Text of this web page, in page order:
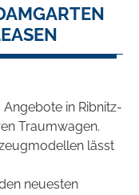
Angebote in Ribnitz-
Traumwagen.
lässt
neuesten